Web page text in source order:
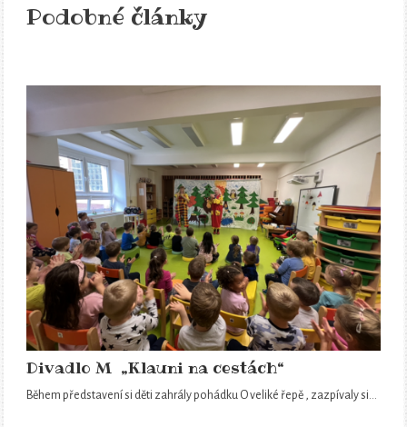
Podobné články
Divadlo M „Klauni na cestách“
Během představení si děti zahrály pohádku O veliké řepě , zazpívaly si…